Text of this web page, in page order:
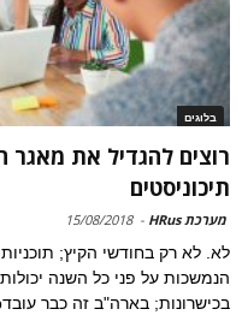
בלוגים
רוצים להגדיל את מאגר
תיכוניסטים
מערכת HRus -
15/08/2018
לא. לא רק בחודשי הקיץ;
הנמשכות על פני כל השנה
בכישרונות; בארה"ב זה כבר עובדp>